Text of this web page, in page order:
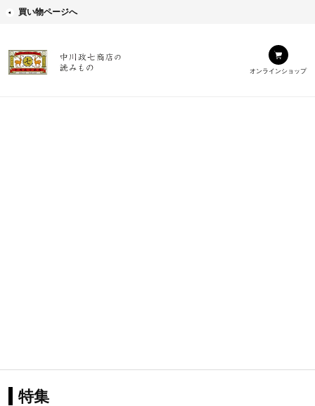
買い物ページへ
オンラインショップ
特集